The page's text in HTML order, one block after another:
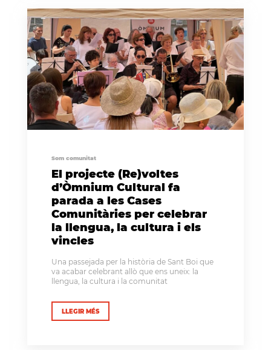
Som comunitat
El projecte (Re)voltes
d’Òmnium Cultural fa
parada a les Cases
Comunitàries per celebrar
la llengua, la cultura i els
vincles
Una passejada per la història de Sant Boi que
va acabar celebrant allò que ens uneix: la
llengua, la cultura i la comunitat
LLEGIR MÉS